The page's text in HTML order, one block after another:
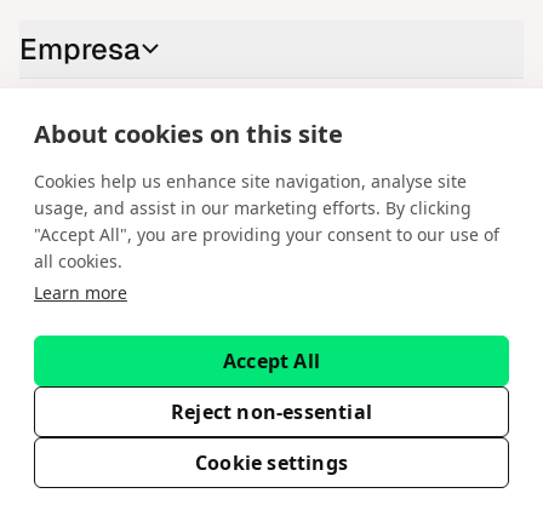
About cookies on this site
Cookies help us enhance site navigation, analyse site
usage, and assist in our marketing efforts. By clicking
"Accept All", you are providing your consent to our use of
all cookies.
Learn more
Accept All
Reject non-essential
Cookie settings
Empresa
Contacte-nos
LinkedIn
YouTube
X Instagram
Facebook
Portuguese
Copyright © 2026 Spotware Systems Ltd. cTrader®, Open Trading
reservados. A Spotware Systems Ltd fornece plataforma como serviço
(PaaS) e desenvolvimento de software. As informações contidas neste
website destinam-se apenas a fins informativos gerais e não constituem
aconselhamento financeiro ou de investimento. A Spotware não solicita
investidores de retalho. A confiança nestas informações é da sua inteira
Política de PrivacidadeTermos do Serviço